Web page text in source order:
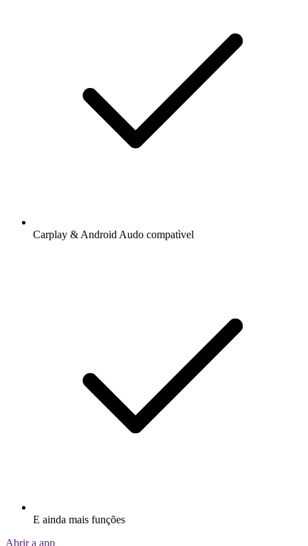
Carplay & Android Audo compatìvel
E ainda mais funções
Abrir a app